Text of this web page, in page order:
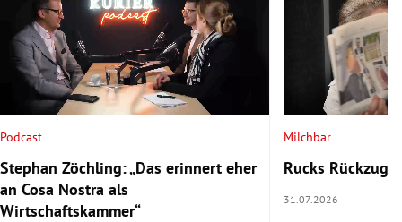
Podcast
Stephan Zöchling: „Das erinnert eher
an Cosa Nostra als
Wirtschaftskammer“
Milchbar
Rucks Rückzug
31.07.2026